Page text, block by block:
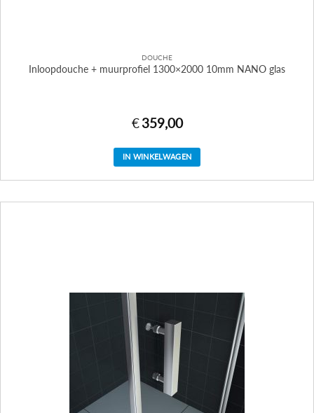
DOUCHE
Inloopdouche + muurprofiel 1300×2000 10mm NANO glas
€ 359,00
IN WINKELWAGEN